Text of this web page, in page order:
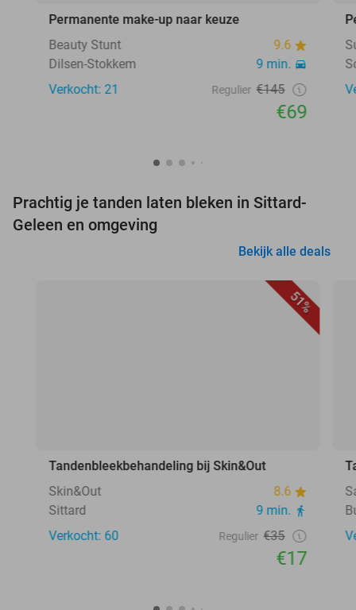
Permanente make-up naar keuze
Beauty Stunt
9.6
Dilsen-Stokkem
9 min.
Verkocht: 21
Regulier €145
€69
Prachtig je tanden laten bleken in Sittard-
Geleen en omgeving
Bekijk alle deals
51%
Tandenbleekbehandeling bij Skin&Out
Skin&Out
8.6
Sittard
9 min.
Verkocht: 60
Regulier €35
€17